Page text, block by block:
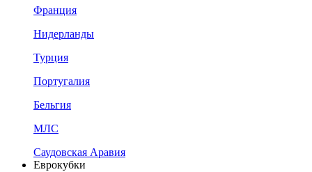
Франция
Нидерланды
Турция
Португалия
Бельгия
МЛС
Саудовская Аравия
Еврокубки